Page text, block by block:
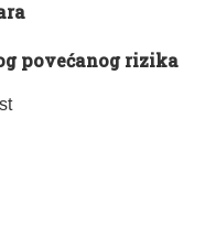
povećanog rizika